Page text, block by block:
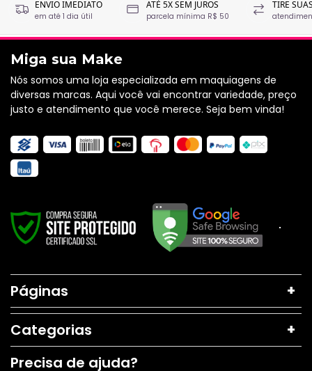
ENVIO IMEDIATO
em até 1 dia útil
ATÉ 5X SEM JUROS
parcela mínima R$ 50
TIRE
Precisa de ajuda?
Páginas
Categorias
Miga sua Make
Nós somos uma loja especializada em maquiagens de
diversas marcas. Aqui você vai encontrar variedade, preço
justo e atendimento que você merece. Seja bem vinda!